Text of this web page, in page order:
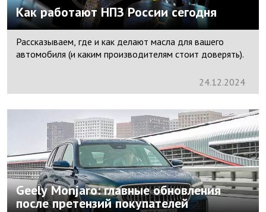
Как работают НПЗ России сегодня
Рассказываем, где и как делают масла для вашего
автомобиля (и каким производителям стоит доверять).
24.12.2024
Geely Monjaro: главные обновления
после претензий покупателей